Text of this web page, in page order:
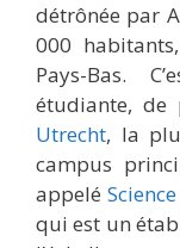
détrônée par
000
Pays-Bas.
étudiante, de
Utrecht, la
campus
appelé
qui est un